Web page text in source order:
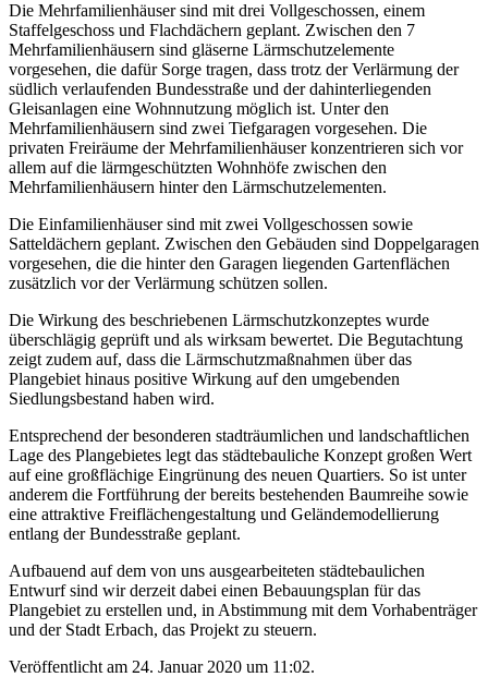
Die Mehrfamilienhäuser sind mit drei Vollgeschossen, einem
Staffelgeschoss und Flachdächern geplant. Zwischen den 7
Mehrfamilienhäusern sind gläserne Lärmschutzelemente
vorgesehen, die dafür Sorge tragen, dass trotz der Verlärmung der
südlich verlaufenden Bundesstraße und der dahinterliegenden
Gleisanlagen eine Wohnnutzung möglich ist. Unter den
Mehrfamilienhäusern sind zwei Tiefgaragen vorgesehen. Die
privaten Freiräume der Mehrfamilienhäuser konzentrieren sich vor
allem auf die lärmgeschützten Wohnhöfe zwischen den
Mehrfamilienhäusern hinter den Lärmschutzelementen.
Die Einfamilienhäuser sind mit zwei Vollgeschossen sowie
Satteldächern geplant. Zwischen den Gebäuden sind Doppelgaragen
vorgesehen, die die hinter den Garagen liegenden Gartenflächen
zusätzlich vor der Verlärmung schützen sollen.
Die Wirkung des beschriebenen Lärmschutzkonzeptes wurde
überschlägig geprüft und als wirksam bewertet. Die Begutachtung
zeigt zudem auf, dass die Lärmschutzmaßnahmen über das
Plangebiet hinaus positive Wirkung auf den umgebenden
Siedlungsbestand haben wird.
Entsprechend der besonderen stadträumlichen und landschaftlichen
Lage des Plangebietes legt das städtebauliche Konzept großen Wert
auf eine großflächige Eingrünung des neuen Quartiers. So ist unter
anderem die Fortführung der bereits bestehenden Baumreihe sowie
eine attraktive Freiflächengestaltung und Geländemodellierung
entlang der Bundesstraße geplant.
Aufbauend auf dem von uns ausgearbeiteten städtebaulichen
Entwurf sind wir derzeit dabei einen Bebauungsplan für das
Plangebiet zu erstellen und, in Abstimmung mit dem Vorhabenträger
und der Stadt Erbach, das Projekt zu steuern.
Veröffentlicht am 24. Januar 2020 um 11:02.